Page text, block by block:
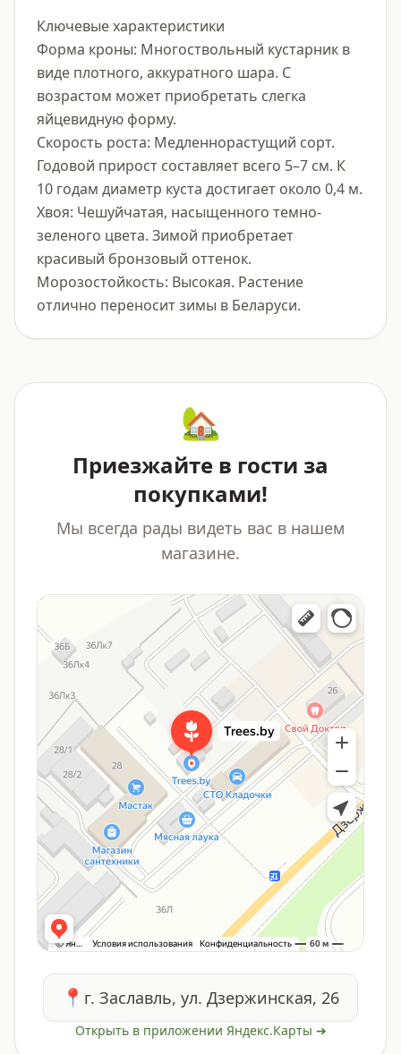
Ключевые характеристики
Форма кроны: Многоствольный кустарник в
виде плотного, аккуратного шара. С
возрастом может приобретать слегка
яйцевидную форму.
Скорость роста: Медленнорастущий сорт.
Годовой прирост составляет всего 5–7 см. К
10 годам диаметр куста достигает около 0,4 м.
Хвоя: Чешуйчатая, насыщенного темно-
зеленого цвета. Зимой приобретает
красивый бронзовый оттенок.
Морозостойкость: Высокая. Растение
отлично переносит зимы в Беларуси.
🏡
Приезжайте в гости за
покупками!
Мы всегда рады видеть вас в нашем
магазине.
📍 г. Заславль, ул. Дзержинская, 26
Открыть в приложении Яндекс.Карты ➔